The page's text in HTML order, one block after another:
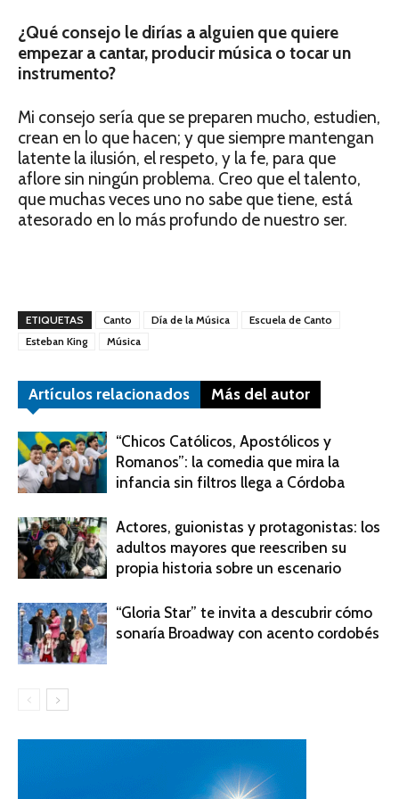
¿Qué consejo le dirías a alguien que quiere
empezar a cantar, producir música o tocar un
instrumento?
Mi consejo sería que se preparen mucho, estudien,
crean en lo que hacen; y que siempre mantengan
latente la ilusión, el respeto, y la fe, para que
aflore sin ningún problema. Creo que el talento,
que muchas veces uno no sabe que tiene, está
atesorado en lo más profundo de nuestro ser.
ETIQUETAS Canto Día de la Música
Escuela de Canto
Esteban King
Música
Artículos relacionados Más del autor
“Chicos Católicos, Apostólicos y
Romanos”: la comedia que mira la
infancia sin filtros llega a Córdoba
Actores, guionistas y protagonistas: los
adultos mayores que reescriben su
propia historia sobre un escenario
“Gloria Star” te invita a descubrir cómo
sonaría Broadway con acento cordobés